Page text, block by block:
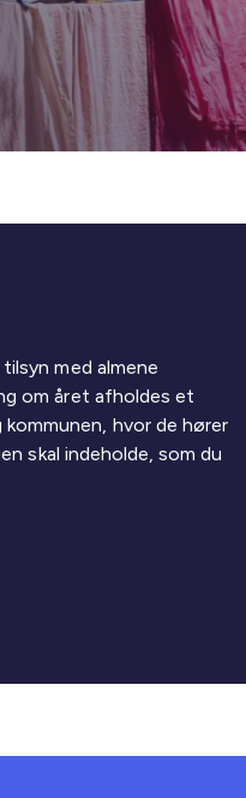
med almene
om året afholdes et
hvor de hører
skal indeholde, som du